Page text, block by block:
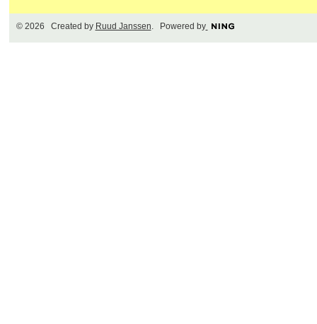
© 2026 Created by Ruud Janssen. Powered by